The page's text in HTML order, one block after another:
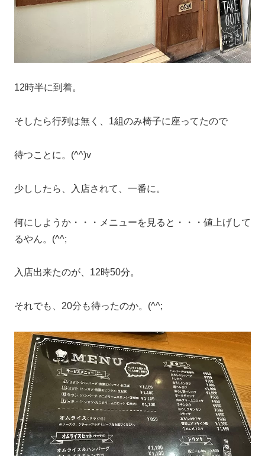
12時半に到着。
そしたら行列は無く、1組のみ椅子に座ってたので
待つことに。(^^)v
少ししたら、入店されて、一番に。
何にしようか・・・メニューを見ると・・・値上げして
るやん。(^^;
入店出来たのが、12時50分。
それでも、20分も待ったのか。(^^;